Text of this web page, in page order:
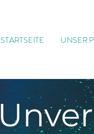
STARTSEITE UNSER